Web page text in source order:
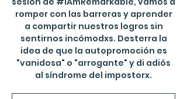
romper con las barreras y aprender
a compartir nuestros logros sin
sentirnos incómodxs. Desterra la
idea de que la autopromoción es
"vanidosa" o "arrogante" y di adiós
al síndrome del impostorx.